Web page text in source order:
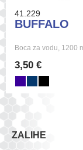
41.229
BUFFALO
Boca za vodu, 1200
3,50 €
ZALIHE